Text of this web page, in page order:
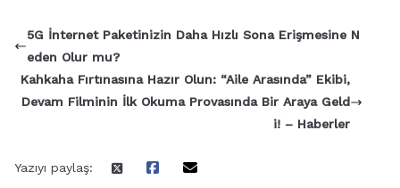
5G İnternet Paketinizin Daha Hızlı Sona Erişmesine N
eden Olur mu?
Kahkaha Fırtınasına Hazır Olun: “Aile Arasında” Ekibi,
Devam Filminin İlk Okuma Provasında Bir Araya Geld
i! – Haberler
Yazıyı paylaş: